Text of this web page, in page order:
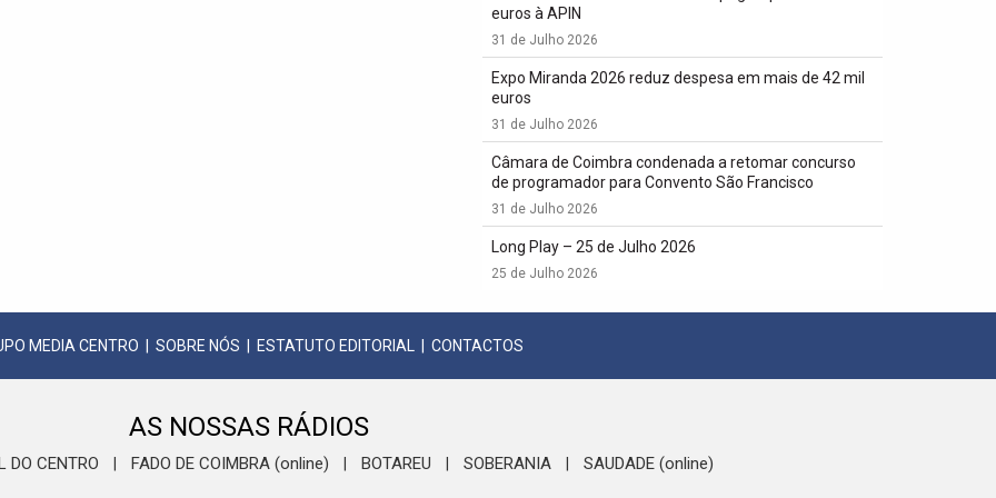
euros à APIN
31 de Julho 2026
Expo Miranda 2026 reduz despesa em mais de 42 mil
euros
31 de Julho 2026
Câmara de Coimbra condenada a retomar concurso
de programador para Convento São Francisco
31 de Julho 2026
Long Play – 25 de Julho 2026
25 de Julho 2026
MEDIA CENTRO SOBRE NÓS ESTATUTO EDITORIAL CONTACTOS
AS NOSSAS RÁDIOS
DO CENTRO FADO DE COIMBRA (online) BOTAREU SOBERANIA SAUDADE (online)